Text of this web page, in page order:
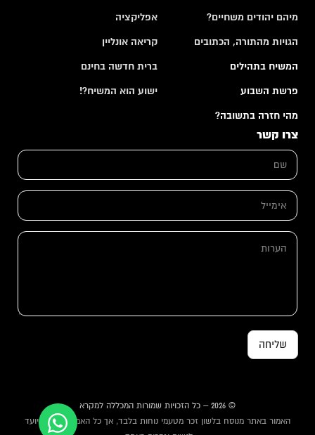
מיהם יהודים משחיים?
הגויות מהתורה, הכתובים
המשיח בתהילים
פרשת השבוע
מהי חזרה בתשובה?
אפליקציה
קריאה אונליין
ברית חדשה בחינם
ישוע הוא המשיח?!
צרו קשר
ש
*
ע
ת
א
מ
י
ה
שליחה
© 2026 – כל הזכויות שמורות המכללה למקרא
האמור באתר מנוסח בלשון זכר מטעמי נוחות בלבד, אך כל האמור באתר מיועד